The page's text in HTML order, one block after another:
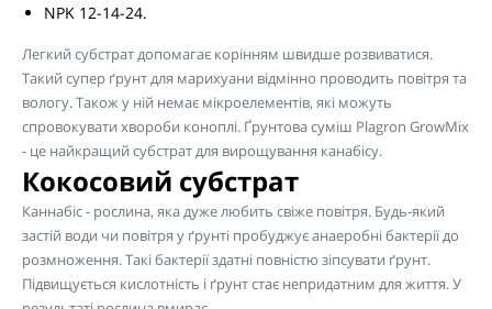
NPK 12-14-24.
Легкий субстрат допомагає корінням швидше розвиватися.
Такий супер ґрунт для марихуани відмінно проводить повітря та
вологу. Також у ній немає мікроелементів, які можуть
спровокувати хвороби коноплі. Ґрунтова суміш Plagron GrowMix
- це найкращий субстрат для вирощування канабісу.
Кокосовий субстрат
Каннабіс - рослина, яка дуже любить свіже повітря. Будь-який
застій води чи повітря у ґрунті пробуджує анаеробні бактерії до
розмноження. Такі бактерії здатні повністю зіпсувати ґрунт.
Підвищується кислотність і ґрунт стає непридатним для життя. У